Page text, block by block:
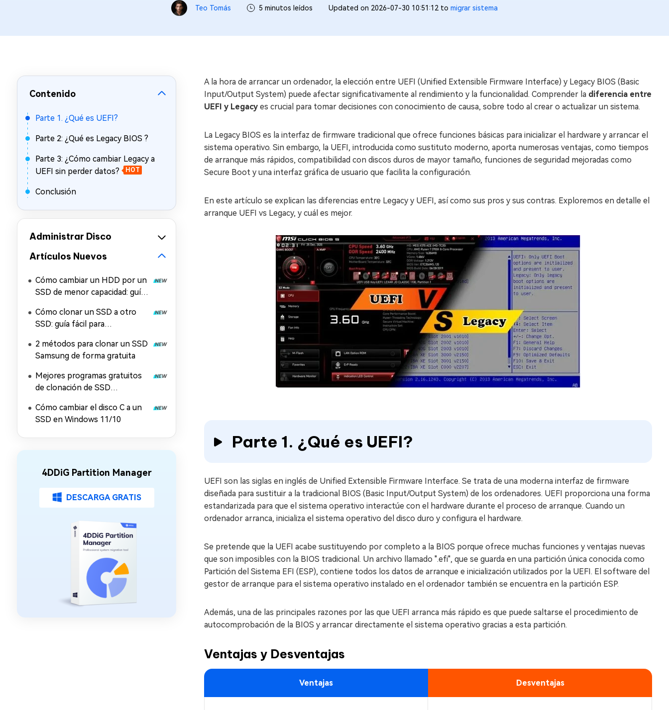
Teo Tomás 5 minutos leídos Updated on 2026-07-30 10:51:12 to migrar sistema
Contenido
Parte 1. ¿Qué es UEFI?
Parte 2: ¿Qué es Legacy BIOS ?
Parte 3: ¿Cómo cambiar Legacy a
UEFI sin perder datos?
HOT
Conclusión
Administrar Disco
Artículos Nuevos
Cómo cambiar un HDD por un
SSD de menor capacidad: guía
Cómo clonar un SSD a otro
SSD: guía fácil para
2 métodos para clonar un SSD
Samsung de forma gratuita
Mejores programas gratuitos
de clonación de SSD
otras marcas
Cómo cambiar el disco C a un
SSD en Windows 11/10
4DDiG Partition Manager
DESCARGA GRATIS
A la hora de arrancar un ordenador, la elección entre UEFI (Unified Extensible Firmware Interface) y Legacy BIOS (Basic
Input/Output System) puede afectar significativamente al rendimiento y la funcionalidad. Comprender la diferencia entre
UEFI y Legacy es crucial para tomar decisiones con conocimiento de causa, sobre todo al crear o actualizar un sistema.
La Legacy BIOS es la interfaz de firmware tradicional que ofrece funciones básicas para inicializar el hardware y arrancar el
sistema operativo. Sin embargo, la UEFI, introducida como sustituto moderno, aporta numerosas ventajas, como tiempos
de arranque más rápidos, compatibilidad con discos duros de mayor tamaño, funciones de seguridad mejoradas como
Secure Boot y una interfaz gráfica de usuario que facilita la configuración.
En este artículo se explican las diferencias entre Legacy y UEFI, así como sus pros y sus contras. Exploremos en detalle el
arranque UEFI vs Legacy, y cuál es mejor.
Parte 1. ¿Qué es UEFI?
UEFI son las siglas en inglés de Unified Extensible Firmware Interface. Se trata de una moderna interfaz de firmware
diseñada para sustituir a la tradicional BIOS (Basic Input/Output System) de los ordenadores. UEFI proporciona una forma
estandarizada para que el sistema operativo interactúe con el hardware durante el proceso de arranque. Cuando un
ordenador arranca, inicializa el sistema operativo del disco duro y configura el hardware.
Se pretende que la UEFI acabe sustituyendo por completo a la BIOS porque ofrece muchas funciones y ventajas nuevas
que son imposibles con la BIOS tradicional. Un archivo llamado ".efi", que se guarda en una partición única conocida como
Partición del Sistema EFI (ESP), contiene todos los datos de arranque e inicialización utilizados por la UEFI. El software del
gestor de arranque para el sistema operativo instalado en el ordenador también se encuentra en la partición ESP.
Además, una de las principales razones por las que UEFI arranca más rápido es que puede saltarse el procedimiento de
autocomprobación de la BIOS y arrancar directamente el sistema operativo gracias a esta partición.
Ventajas y Desventajas
Ventajas Desventajas